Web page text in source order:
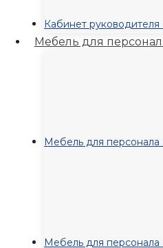
Кабинет
Мебель для
Мебель для
Мебель для